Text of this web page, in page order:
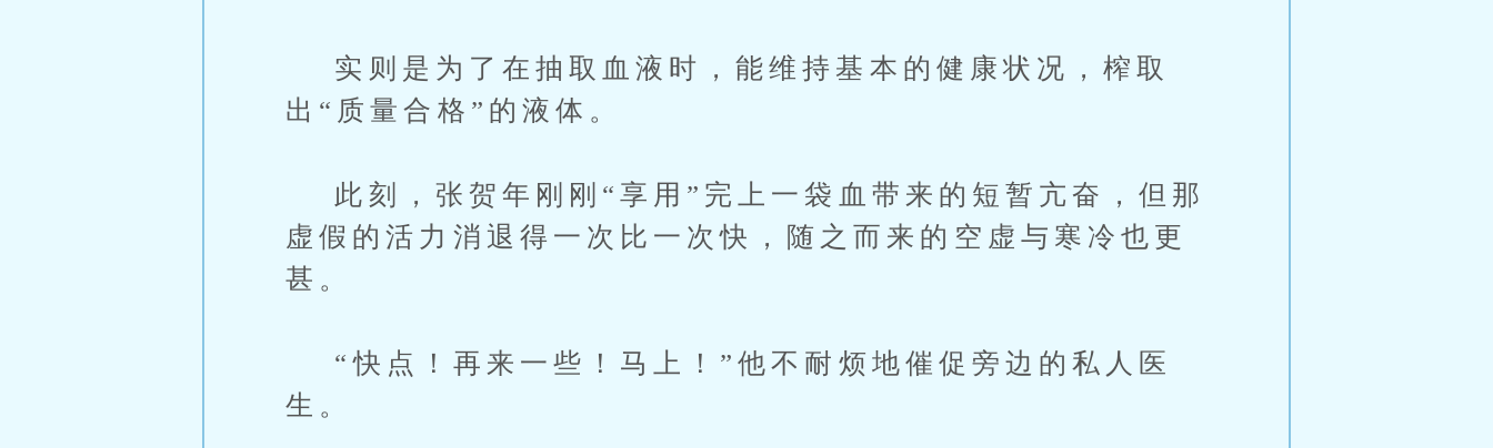
实则是为了在抽取血液时，能维持基本的健康状况，榨取
出“质量合格”的液体。
此刻，张贺年刚刚“享用”完上一袋血带来的短暂亢奋，但那
虚假的活力消退得一次比一次快，随之而来的空虚与寒冷也更
甚。
“快点！再来一些！马上！”他不耐烦地催促旁边的私人医
生。